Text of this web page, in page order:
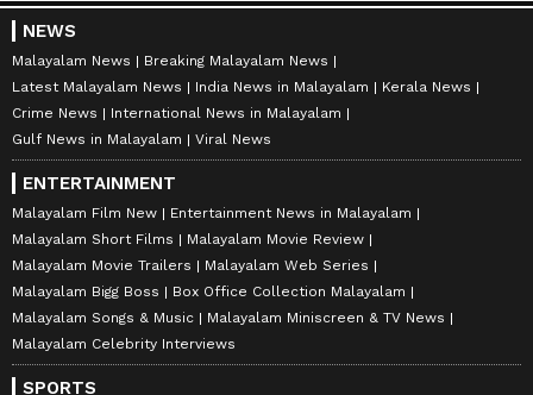
NEWS
Malayalam News
Breaking Malayalam News
Latest Malayalam News
India News in Malayalam
Kerala News
Crime News
International News in Malayalam
Gulf News in Malayalam
Viral News
ENTERTAINMENT
Malayalam Film New
Entertainment News in Malayalam
Malayalam Short Films
Malayalam Movie Review
Malayalam Movie Trailers
Malayalam Web Series
Malayalam Bigg Boss
Box Office Collection Malayalam
Malayalam Songs & Music
Malayalam Miniscreen & TV News
Malayalam Celebrity Interviews
SPORTS